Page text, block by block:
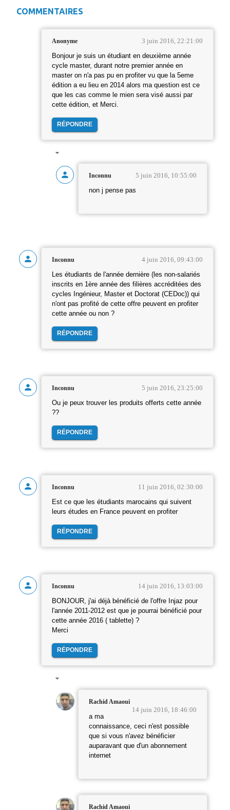
COMMENTAIRES
Anonyme 3 juin 2016, 22:21:00
Bonjour je suis un étudiant en deuxième année
cycle master, durant notre premier année en
master on n'a pas pu en profiter vu que la 5eme
édition a eu lieu en 2014 alors ma question est ce
que les cas comme le mien sera visé aussi par
cette édition, et Merci.
RÉPONDRE
Inconnu 5 juin 2016, 10:55:00
non j pense pas
Inconnu 4 juin 2016, 09:43:00
Les étudiants de l'année dernière (les non-salariés
inscrits en 1ère année des filières accréditées des
cycles Ingénieur, Master et Doctorat (CEDoc)) qui
n'ont pas profité de cette offre peuvent en profiter
cette année ou non ?
RÉPONDRE
Inconnu 5 juin 2016, 23:25:00
Ou je peux trouver les produits offerts cette année
??
RÉPONDRE
Inconnu 11 juin 2016, 02:30:00
Est ce que les étudiants marocains qui suivent
leurs études en France peuvent en profiter
RÉPONDRE
Inconnu 14 juin 2016, 13:03:00
BONJOUR, j'ai déjà bénéficié de l'offre Injaz pour
l'année 2011-2012 est que je pourrai bénéficié pour
cette année 2016 ( tablette) ?
Merci
RÉPONDRE
Rachid Amaoui
14 juin 2016, 18:46:00
a ma
connaissance, ceci n'est possible
que si vous n'avez bénéficier
auparavant que d'un abonnement
internet
Rachid Amaoui